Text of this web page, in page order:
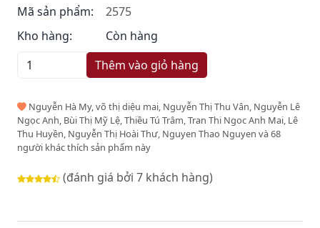
Mã sản phẩm:
2575
Kho hàng:
Còn hàng
Thêm vào giỏ hàng
Nguyễn Hà My, võ thị diệu mai, Nguyễn Thị Thu Vân, Nguyễn Lê
Ngọc Anh, Bùi Thị Mỹ Lệ, Thiều Tú Trâm, Tran Thi Ngoc Anh Mai, Lê
Thu Huyền, Nguyễn Thị Hoài Thư, Nguyen Thao Nguyen và 68
người khác thích sản phẩm này
(đánh giá bởi 7 khách hàng)